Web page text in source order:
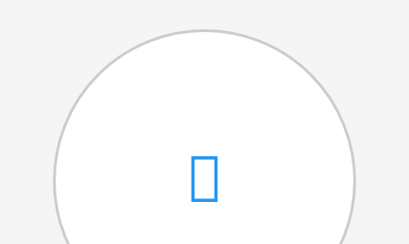
Cantares das Janeiras
Carnaval
Dia da Amizade
Dia da Mulher
Dia do Pai
Festejos da Páscoa